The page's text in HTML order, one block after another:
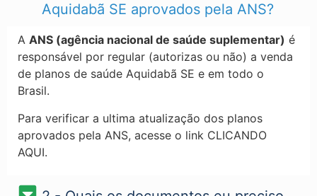
Aquidabã SE​ aprovados pela ANS?
A ANS (agência nacional de saúde suplementar) é
responsável por regular (autorizas ou não) a venda
de planos de saúde Aquidabã SE​ e em todo o
Brasil.
Para verificar a ultima atualização dos planos
aprovados pela ANS, acesse o link CLICANDO
AQUI.